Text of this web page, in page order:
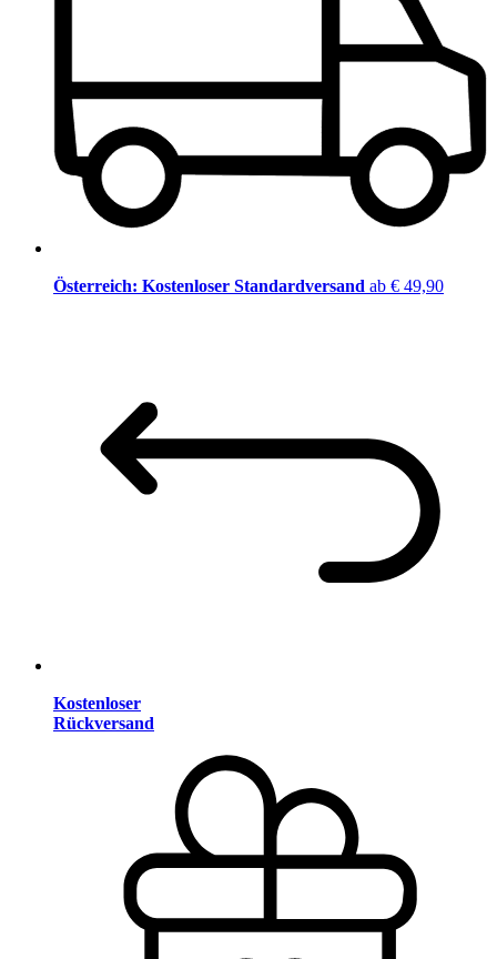
Österreich: Kostenloser Standardversand ab € 49,90
Kostenloser
Rückversand